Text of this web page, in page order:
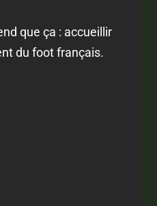
que ça : accueillir
du foot français.